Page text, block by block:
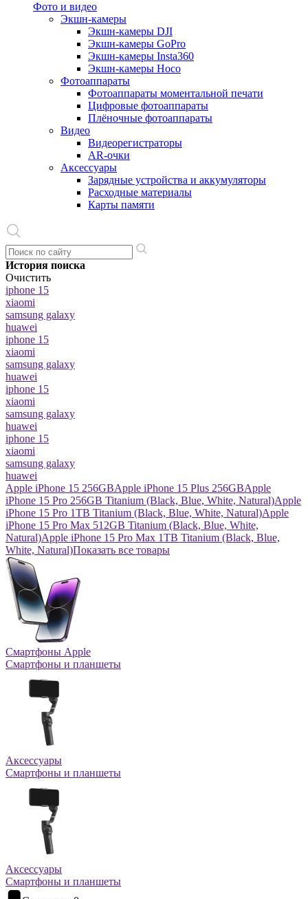
Фото и видео
Экшн-камеры
Экшн-камеры DJI
Экшн-камеры GoPro
Экшн-камеры Insta360
Экшн-камеры Hoco
Фотоаппараты
Фотоаппараты моментальной печати
Цифровые фотоаппараты
Плёночные фотоаппараты
Видео
Видеорегистраторы
AR-очки
Аксессуары
Зарядные устройства и аккумуляторы
Расходные материалы
Карты памяти
История поиска
Очистить
iphone 15
xiaomi
samsung galaxy
huawei
iphone 15
xiaomi
samsung galaxy
huawei
iphone 15
xiaomi
samsung galaxy
huawei
iphone 15
xiaomi
samsung galaxy
huawei
Apple iPhone 15 256GBApple iPhone 15 Plus 256GBApple
iPhone 15 Pro 256GB Titanium (Black, Blue, White, Natural)Apple
iPhone 15 Pro 1TB Titanium (Black, Blue, White, Natural)Apple
iPhone 15 Pro Max 512GB Titanium (Black, Blue, White,
Natural)Apple iPhone 15 Pro Max 1TB Titanium (Black, Blue,
White, Natural)Показать все товары
Смартфоны Apple
Смартфоны и планшеты
Аксессуары
Смартфоны и планшеты
Аксессуары
Смартфоны и планшеты